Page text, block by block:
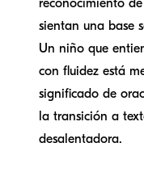
sientan una base
Un niño que
con fluidez está
significado de
la transición a
desalentadora.